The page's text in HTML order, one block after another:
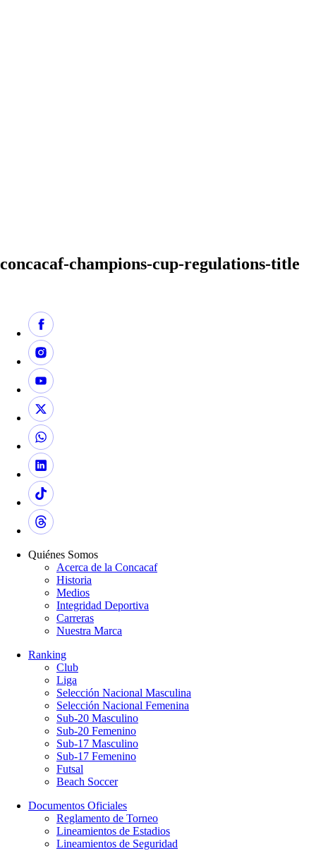
concacaf-champions-cup-regulations-title
Quiénes Somos
Acerca de la Concacaf
Historia
Medios
Integridad Deportiva
Carreras
Nuestra Marca
Ranking
Club
Liga
Selección Nacional Masculina
Selección Nacional Femenina
Sub-20 Masculino
Sub-20 Femenino
Sub-17 Masculino
Sub-17 Femenino
Futsal
Beach Soccer
Documentos Oficiales
Reglamento de Torneo
Lineamientos de Estadios
Lineamientos de Seguridad